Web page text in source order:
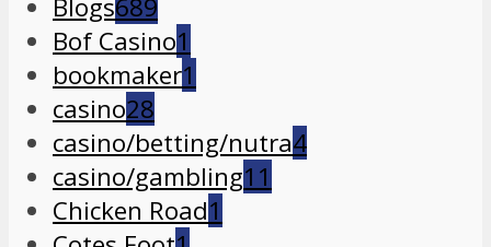
Blogs689
Bof Casino1
bookmaker1
casino28
casino/betting/nutra4
casino/gambling11
Chicken Road1